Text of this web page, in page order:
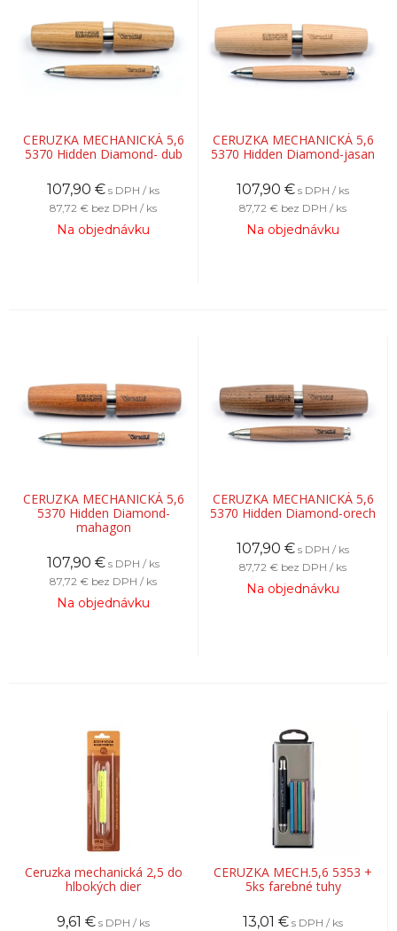
CERUZKA MECHANICKÁ 5,6
5370 Hidden Diamond- dub
107,90 € s DPH / ks
87,72 € bez DPH / ks
Na objednávku
CERUZKA MECHANICKÁ 5,6
5370 Hidden Diamond-jasan
107,90 € s DPH / ks
87,72 € bez DPH / ks
Na objednávku
CERUZKA MECHANICKÁ 5,6
5370 Hidden Diamond-
mahagon
107,90 € s DPH / ks
87,72 € bez DPH / ks
Na objednávku
CERUZKA MECHANICKÁ 5,6
5370 Hidden Diamond-orech
107,90 € s DPH / ks
87,72 € bez DPH / ks
Na objednávku
Ceruzka mechanická 2,5 do
hlbokých dier
9,61 € s DPH / ks
CERUZKA MECH.5,6 5353 +
5ks farebné tuhy
13,01 € s DPH / ks